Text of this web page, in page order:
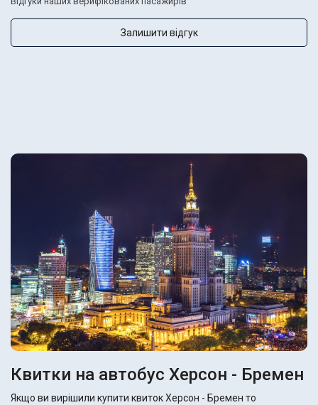
Залишити відгук
Квитки на автобус Херсон - Бремен
Якщо ви вирішили купити квиток Херсон - Бремен то